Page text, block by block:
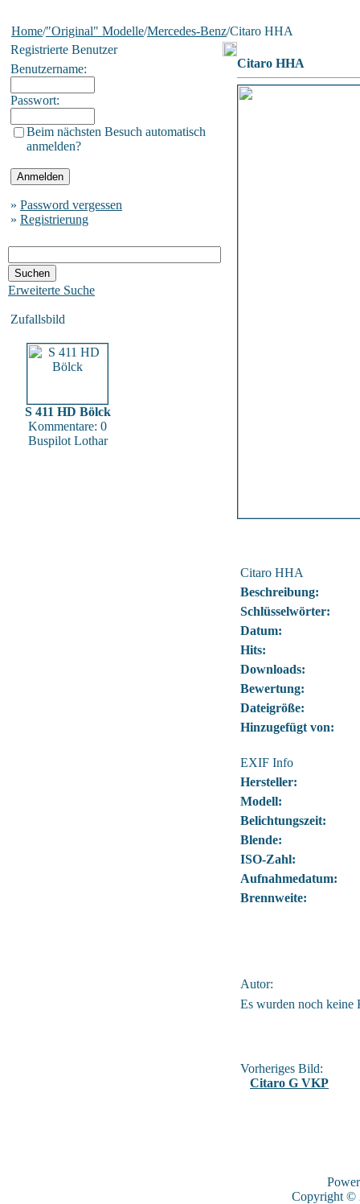
Home/"Original" Modelle/Mercedes-Benz/Citaro HHA
Registrierte Benutzer
Benutzername:
Passwort:
Beim nächsten Besuch automatisch
anmelden?
» Password vergessen
» Registrierung
Erweiterte Suche
Zufallsbild
S 411 HD Bölck
Kommentare: 0
Buspilot Lothar
Citaro HHA
Citaro HHA
Beschreibung:
Schlüsselwörter:
Datum:
Hits:
Downloads:
Bewertung:
Dateigröße:
Hinzugefügt von:
EXIF Info
Hersteller:
Modell:
Belichtungszeit:
Blende:
ISO-Zahl:
Aufnahmedatum:
Brennweite:
Autor:
Es wurden noch keine
Vorheriges Bild:
Citaro G VKP
Copyright ©